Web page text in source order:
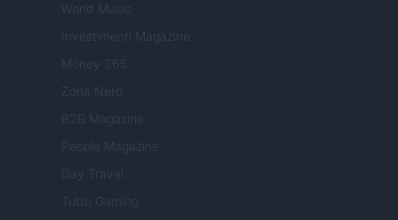
World Music
Investimenti Magazine
Money 365
Zona Nerd
B2B Magazine
People Magazine
Day Travel
Tutto Gaming